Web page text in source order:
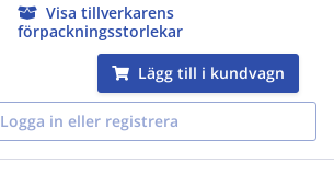
Visa tillverkarens
förpackningsstorlekar
Lägg till i kundvagn
Logga in eller registrera